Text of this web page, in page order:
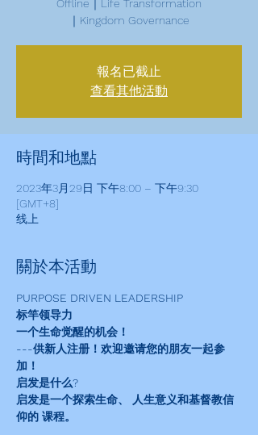
Offline｜Life Transformation
｜Kingdom Governance
報名已截止
查看其他活動
時間和地點
2023年3月29日 下午8:00 – 下午9:30
[GMT+8]
线上
關於本活動
PURPOSE DRIVEN LEADERSHIP
标竿领导力
一个生命觉醒的机会！
---供新人注册！欢迎邀请您的朋友一起参
加！
启发是什么?
启发是一个探索生命、 人生意义和基督教信
仰的 课程。